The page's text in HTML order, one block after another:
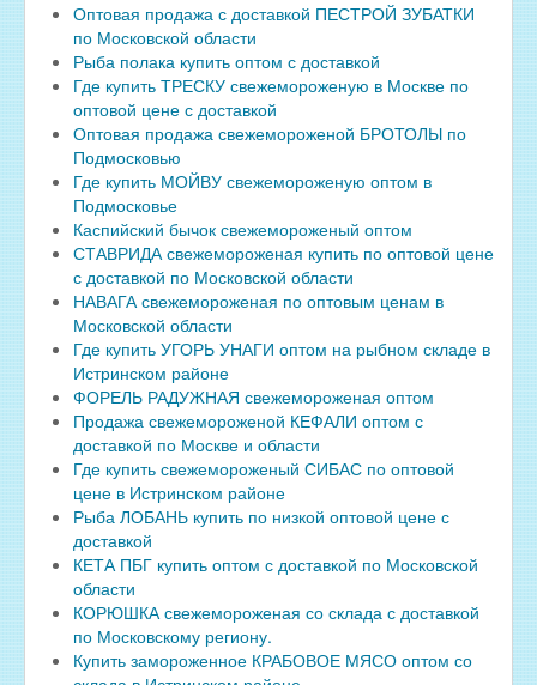
Оптовая продажа с доставкой ПЕСТРОЙ ЗУБАТКИ
по Московской области
Рыба полака купить оптом с доставкой
Где купить ТРЕСКУ свежемороженую в Москве по
оптовой цене с доставкой
Оптовая продажа свежемороженой БРОТОЛЫ по
Подмосковью
Где купить МОЙВУ свежемороженую оптом в
Подмосковье
Каспийский бычок свежемороженый оптом
СТАВРИДА свежемороженая купить по оптовой цене
с доставкой по Московской области
НАВАГА свежемороженая по оптовым ценам в
Московской области
Где купить УГОРЬ УНАГИ оптом на рыбном складе в
Истринском районе
ФОРЕЛЬ РАДУЖНАЯ свежемороженая оптом
Продажа свежемороженой КЕФАЛИ оптом с
доставкой по Москве и области
Где купить свежемороженый СИБАС по оптовой
цене в Истринском районе
Рыба ЛОБАНЬ купить по низкой оптовой цене с
доставкой
КЕТА ПБГ купить оптом с доставкой по Московской
области
КОРЮШКА свежемороженая со склада с доставкой
по Московскому региону.
Купить замороженное КРАБОВОЕ МЯСО оптом со